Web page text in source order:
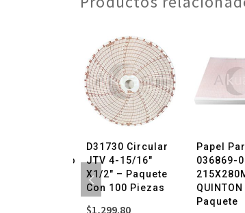
D31730 Circular
JTV 4-15/16″
X1/2″ – Paquete
Con 100 Piezas
$1,299.80
Papel
036869-
QUINTON
Paquete